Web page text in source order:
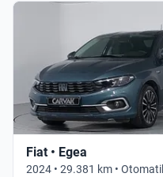
Fiat • Egea
2024 • 29.381 km •